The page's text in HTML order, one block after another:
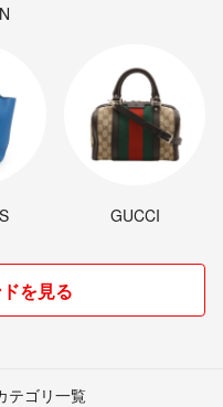
GUCCI
を見る
テゴリ一覧